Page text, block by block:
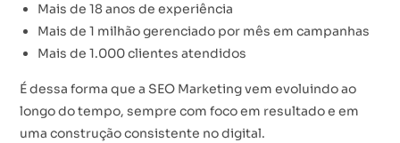
Mais de 18 anos de experiência
Mais de 1 milhão gerenciado por mês em campanhas
Mais de 1.000 clientes atendidos
É dessa forma que a SEO Marketing vem evoluindo ao
longo do tempo, sempre com foco em resultado e em
uma construção consistente no digital.